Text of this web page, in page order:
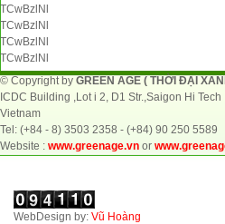
TCwBzlNl
TCwBzlNl
TCwBzlNl
TCwBzlNl
© Copyright by GREEN AGE ( THỜI ĐẠI
ICDC Building ,Lot i 2, D1 Str.,Saigon Hi
Vietnam
Tel: (+84 - 8) 3503 2358 - (+84) 90 250
Website : www.greenage.vn or
WebDesign by: Vũ Hoàng